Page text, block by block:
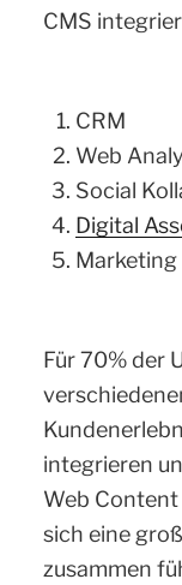
CMS
CRM
Web
Social
Digital
Für 70% der
integrieren
Web
sich eine
zusammen